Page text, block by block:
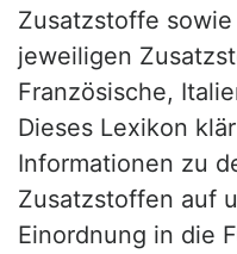
Zusatzstoffe
jeweiligen
Französische,
Dieses Lexikon
Informationen zu
Zusatzstoffen auf
Einordnung in die